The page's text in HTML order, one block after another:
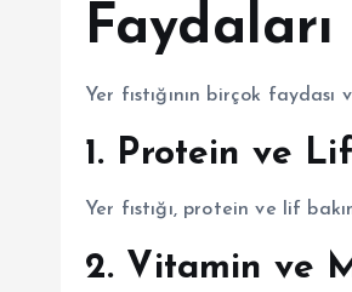
Faydaları
Yer fıstığının birçok
1. Protein ve
Yer fıstığı, protein ve lif
2. Vitamin ve